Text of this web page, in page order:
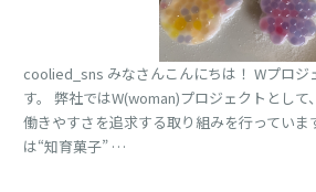
coolied_sns みなさんこんにちは！ Wプロジ
す。 弊社ではW(woman)プロジェクトとし
働きやすさを追求する取り組みを行っていま
は“知育菓子” …